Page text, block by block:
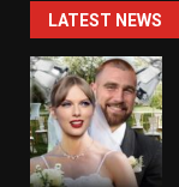
LATEST NEWS